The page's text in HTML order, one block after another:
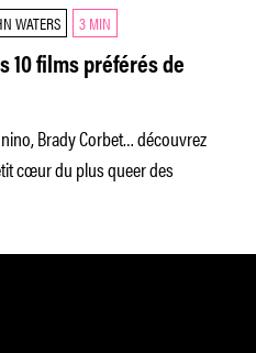
WATERS 3 MIN
10 films préférés de
Brady Corbet… découvrez
cœur du plus queer des